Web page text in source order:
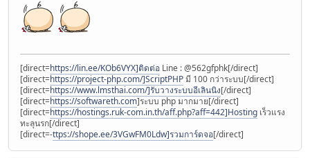
[direct=https://lin.ee/KOb6VYX]ติดต่อ Line : @562gfphk[/direct]
[direct=https://project-php.com/]ScriptPHPมี 100 กว่าระบบ[/direct]
[direct=https://www.lmsthai.com/]รับวางระบบอีเลินนิง[/direct]
[direct=https://softwareth.com]ระบบ php มากมาย[/direct]
[direct=https://hostings.ruk-com.in.th/aff.php?aff=442]Hosting เร็วแรง
ทะลุนรก[/direct]
[direct=-ttps://shope.ee/3VGwFM0Ldw]รวมการ์ดจอ[/direct]